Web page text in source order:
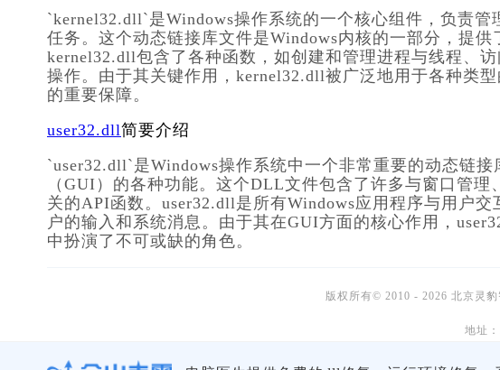
`kernel32.dll`是Windows操作系统的一个核心组件，负责
任务。这个动态链接库文件是Windows内核的一部分，提供
kernel32.dll包含了各种函数，如创建和管理进程与线程、
操作。由于其关键作用，kernel32.dll被广泛地用于各种类
的重要保障。
user32.dll简要介绍
`user32.dll`是Windows操作系统中一个非常重要的动态链
（GUI）的各种功能。这个DLL文件包含了许多与窗口管
关的API函数。user32.dll是所有Windows应用程序与用户
户的输入和系统消息。由于其在GUI方面的核心作用，
中扮演了不可或缺的角色。
版权所有© 2010 - 2026 北京灵豹
地址